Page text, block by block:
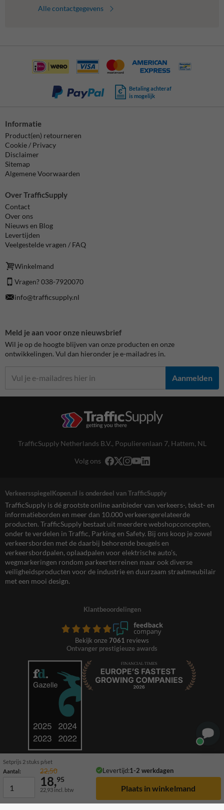
Setprijs 2 stuks p/set
Aantal:
22,50 Levertijd:1-2 werkdagen
18,95
22,93 incl. btw
Alle contactgegevens
Betaling achteraf
is mogelijk
Informatie
Product(en) retourneren
Cookie / Privacy
Disclaimer
Sitemap
Algemene Voorwaarden
Over TrafficSupply
Contact
Over ons
Nieuws en Blog
Levertijden
Veelgestelde vragen / FAQ
Winkelmand
Vragen? 038-7920070
info@trafficsupply.nl
Meld je aan voor onze nieuwsbrief
Wil je op de hoogte blijven van onze producten en onze
ontwikkelingen. Vul dan hieronder je e-mailadres in.
Aanmelden
TrafficSupply Netherlands B.V., Populierenlaan 7, Hattem, NL
Volg ons
VerkeersspiegelKopen.nl is onderdeel van TrafficSupply
TrafficSupply is dé grootste online aanbieder van verkeers-, tekst- en
informatieborden en meer dan 10.000 verkeersgerelateerde
producten. TrafficSupply bestaat uit meerdere webshopconcepten,
onder te verdelen in Traffic, Parking en Safety. Bij ons koop je zowel
verkeersborden met de daarbij behorende beugels en
verkeersbordpalen, oplaadpalen voor elektrische auto’s,
wegmarkeringen rondom parkeerterreinen maar ook diverse
veiligheidsproducten voor de industrie en duurzaam straatmeubilair
met een mooi design.
Klantbeoordelingen
Bekijk onze 7061 reviews
Ontvanger prestigieuze awards
© 2026 TrafficSupply. Alle rechten voorbehouden.